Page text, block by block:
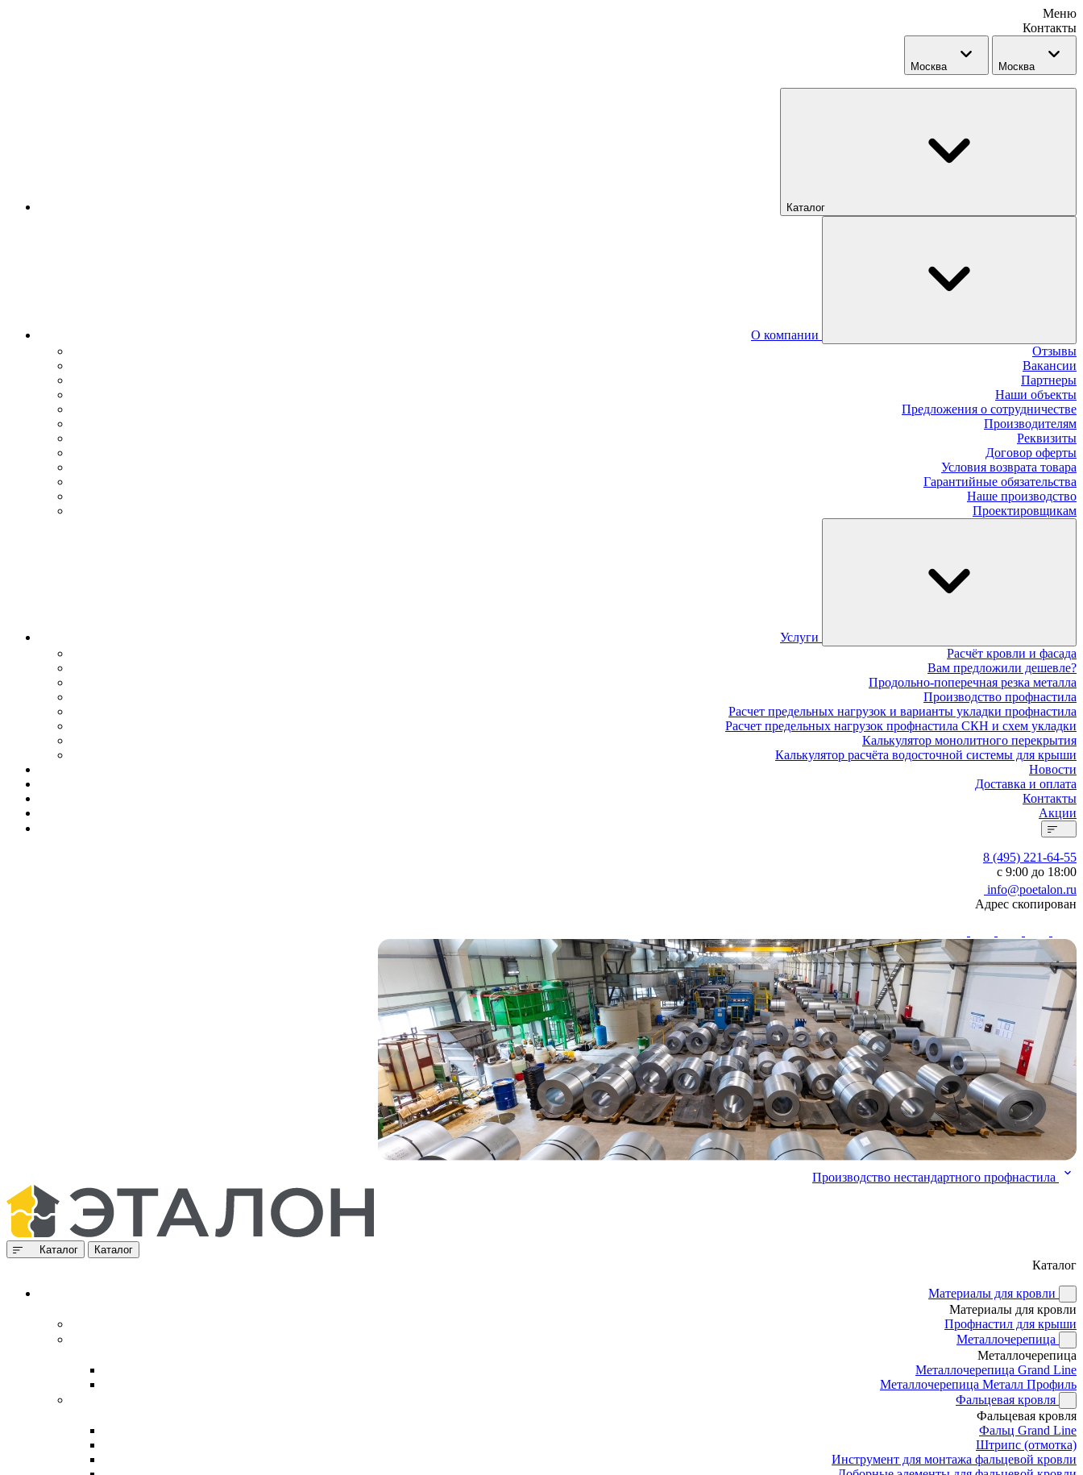
Меню
Контакты
Москва Москва
Каталог
О компании
Отзывы
Вакансии
Партнеры
Наши объекты
Предложения о сотрудничестве
Производителям
Реквизиты
Договор оферты
Условия возврата товара
Гарантийные обязательства
Наше производство
Проектировщикам
Услуги
Расчёт кровли и фасада
Вам предложили дешевле?
Продольно-поперечная резка металла
Производство профнастила
Расчет предельных нагрузок и варианты укладки профнастила
Расчет предельных нагрузок профнастила СКН и схем укладки
Калькулятор монолитного перекрытия
Калькулятор расчёта водосточной системы для крыши
Новости
Доставка и оплата
Контакты
Акции
8 (495) 221-64-55
с 9:00 до 18:00
info@poetalon.ru
Адрес скопирован
Производство нестандартного профнастила
Каталог Каталог
Каталог
Материалы для кровли
Материалы для кровли
Профнастил для крыши
Металлочерепица
Металлочерепица
Металлочерепица Grand Line
Металлочерепица Металл Профиль
Фальцевая кровля
Фальцевая кровля
Фальц Grand Line
Штрипс (отмотка)
Инструмент для монтажа фальцевой кровли